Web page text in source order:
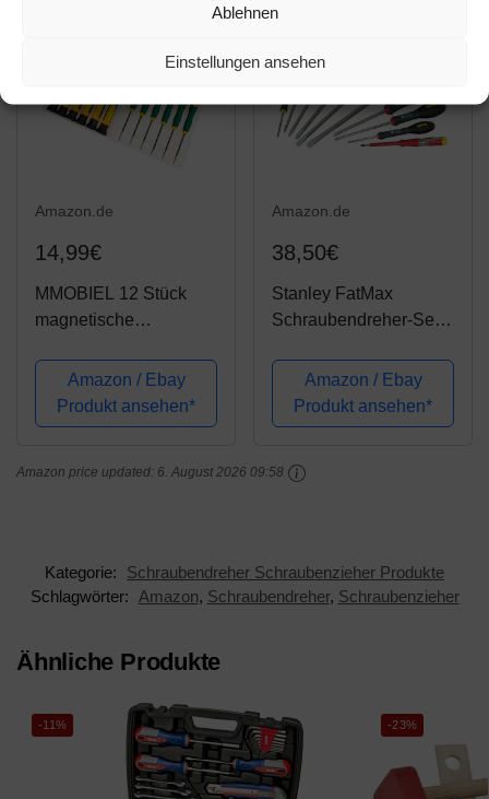
Ablehnen
Einstellungen ansehen
Amazon.de
14,99€
MMOBIEL 12 Stück
magnetische
für Smartphones
iPhone iPad MacBook
Pro & Air Laptop Tablet
PH00 PH000
Amazon / Ebay
Produkt ansehen*
Amazon.de
38,50€
Stanley FatMax
Schraubendreher-Set
0/1/2, Spannungstester,
SoftGrip, 10-teilig,
Koffer) 0-65-439
Amazon / Ebay
Produkt ansehen*
Amazon price updated: 6. August 2026 09:58
Kategorie:
Schraubendreher Schraubenzieher Produkte
Schlagwörter:
Amazon, Schraubendreher, Schraubenzieher
Ähnliche Produkte
-11% -23%